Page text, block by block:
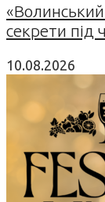
секрети під
10.08.2026